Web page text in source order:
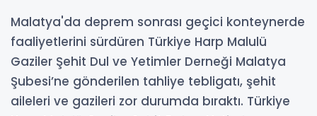
Malatya'da deprem sonrası geçici konteynerde
faaliyetlerini sürdüren Türkiye Harp Malulü
Gaziler Şehit Dul ve Yetimler Derneği Malatya
Şubesi’ne gönderilen tahliye tebligatı, şehit
aileleri ve gazileri zor durumda bıraktı. Türkiye